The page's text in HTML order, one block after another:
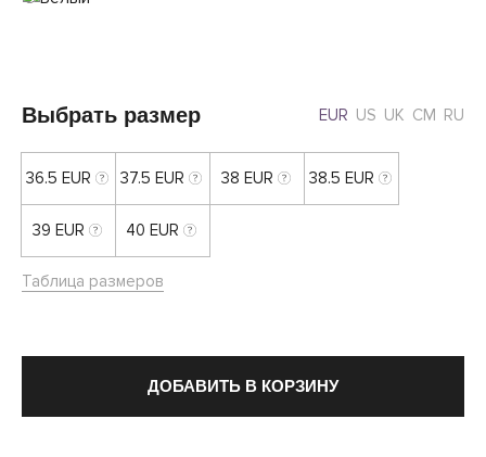
Выбрать размер EUR US UK CM RU
36.5 EUR 37.5 EUR 38 EUR 38.5 EUR
39 EUR 40 EUR
Таблица размеров
ДОБАВИТЬ В КОРЗИНУ